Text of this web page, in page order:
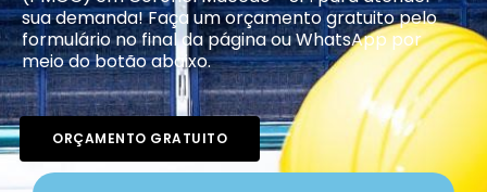
sua demanda! Faça um orçamento gratuito pelo
formulário no final da página ou WhatsApp por
meio do botão abaixo.
ORÇAMENTO GRATUITO